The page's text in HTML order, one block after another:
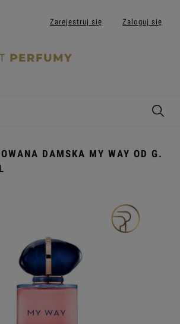
Zarejestruj się Zaloguj się
DAMSKA MY WAY OD G.